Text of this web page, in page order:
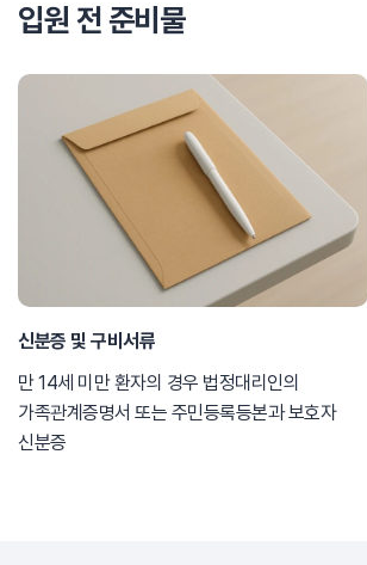
입원 전 준비물
신분증 및 구비서류
만 14세 미만 환자의 경우 법정대리인의
가족관계증명서 또는 주민등록등본과 보호자
신분증